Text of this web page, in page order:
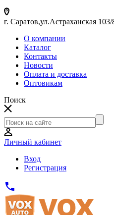
г. Саратов,ул.Астраханская 103/
О компании
Каталог
Контакты
Новости
Оплата и доставка
Оптовикам
Поиск
Личный кабинет
Вход
Регистрация
phone